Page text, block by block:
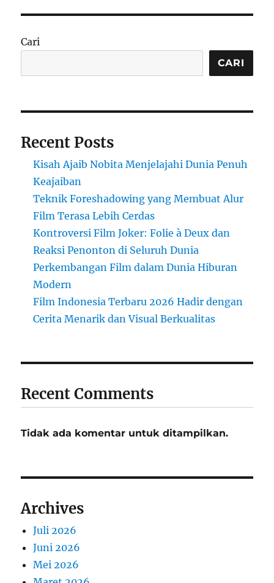
Cari
CARI
Recent Posts
Kisah Ajaib Nobita Menjelajahi Dunia Penuh
Keajaiban
Teknik Foreshadowing yang Membuat Alur
Film Terasa Lebih Cerdas
Kontroversi Film Joker: Folie à Deux dan
Reaksi Penonton di Seluruh Dunia
Perkembangan Film dalam Dunia Hiburan
Modern
Film Indonesia Terbaru 2026 Hadir dengan
Cerita Menarik dan Visual Berkualitas
Recent Comments
Tidak ada komentar untuk ditampilkan.
Archives
Juli 2026
Juni 2026
Mei 2026